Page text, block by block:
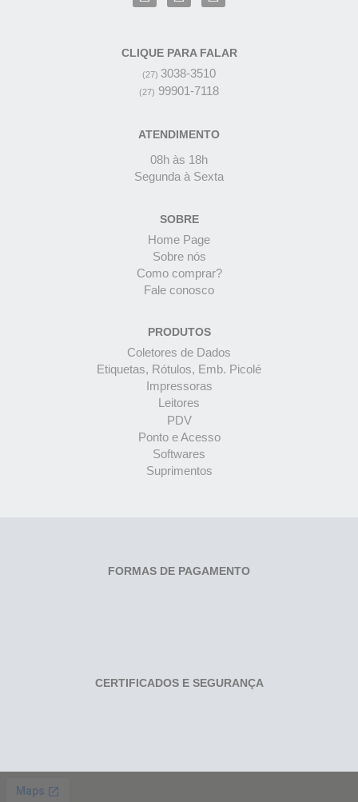
CLIQUE PARA FALAR
(27) 3038-3510
(27) 99901-7118
ATENDIMENTO
08h às 18h
Segunda à Sexta
SOBRE
Home Page
Sobre nós
Como comprar?
Fale conosco
PRODUTOS
Coletores de Dados
Etiquetas, Rótulos, Emb. Picolé
Impressoras
Leitores
PDV
Ponto e Acesso
Softwares
Suprimentos
FORMAS DE PAGAMENTO
CERTIFICADOS E SEGURANÇA